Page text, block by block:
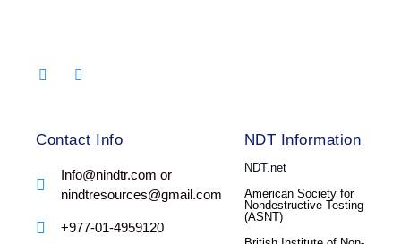
Contact Info
Info@nindtr.com or
nindtresources@gmail.com
+977-01-4959120
NDT Information
NDT.net
American Society for
Nondestructive Testing
(ASNT)